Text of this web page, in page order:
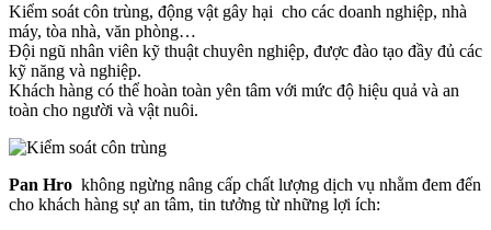
Kiểm soát côn trùng, động vật gây hại cho các doanh nghiệp, nhà
máy, tòa nhà, văn phòng…
Đội ngũ nhân viên kỹ thuật chuyên nghiệp, được đào tạo đầy đủ các
kỹ năng và nghiệp.
Khách hàng có thể hoàn toàn yên tâm với mức độ hiệu quả và an
toàn cho người và vật nuôi.
Pan Hro không ngừng nâng cấp chất lượng dịch vụ nhằm đem đến
cho khách hàng sự an tâm, tin tưởng từ những lợi ích: